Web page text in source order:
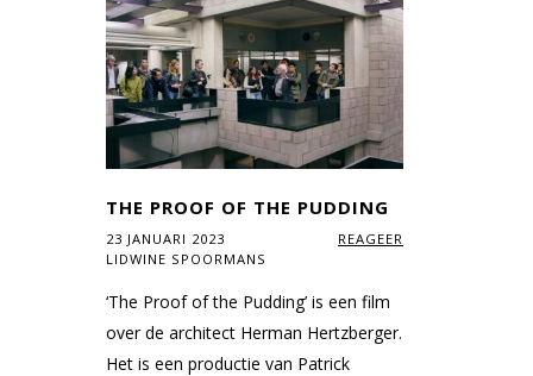
THE PROOF OF THE PUDDING
23 JANUARI 2023
REAGEER
LIDWINE SPOORMANS
‘The Proof of the Pudding’ is een film
over de architect Herman Hertzberger.
Het is een productie van Patrick